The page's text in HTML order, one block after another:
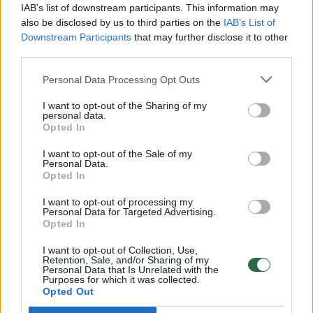
IAB’s list of downstream participants. This information may
also be disclosed by us to third parties on the IAB’s List of
Downstream Participants that may further disclose it to other
Personal Data Processing Opt Outs
I want to opt-out of the Sharing of my
personal data.
Opted In
I want to opt-out of the Sale of my
Personal Data.
Opted In
I want to opt-out of processing my
Personal Data for Targeted Advertising.
Opted In
I want to opt-out of Collection, Use,
Retention, Sale, and/or Sharing of my
Personal Data that Is Unrelated with the
Purposes for which it was collected.
Opted Out
Vaizdai iš tragiškos avarijos Vilniaus r.: dviejų moterų ir
vaiko gyvybių išgelbėti nepavyko
Lietuvos diena
32 laipsnių šilumos
Žinios | Orai
Nufilmavo, kaip patvino Vilniaus Vakarinis aplinkkelis:
vaizdas pribloškia
Žinios | Lietuvos diena
00:00:55
Avarija Vilniuje: į stotelę įsirėžęs automobilis sužalojo
dvi moteris
Žinios | Lietuvos diena